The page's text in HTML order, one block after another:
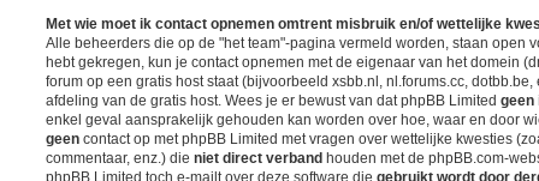
Met wie moet ik contact opnemen omtrent misbruik en/of wettelijke
Alle beheerders die op de "het team"-pagina vermeld worden, staan open
hebt gekregen, kun je contact opnemen met de eigenaar van het domein
forum op een gratis host staat (bijvoorbeeld xsbb.nl, nl.forums.cc,
afdeling van de gratis host. Wees je er bewust van dat phpBB Limited geen
enkel geval aansprakelijk gehouden kan worden over hoe, waar en door
geen contact op met phpBB Limited met vragen over wettelijke kwesties
commentaar, enz.) die niet direct verband houden met de phpBB.com-
phpBB Limited toch e-mailt over deze software die gebruikt wordt door